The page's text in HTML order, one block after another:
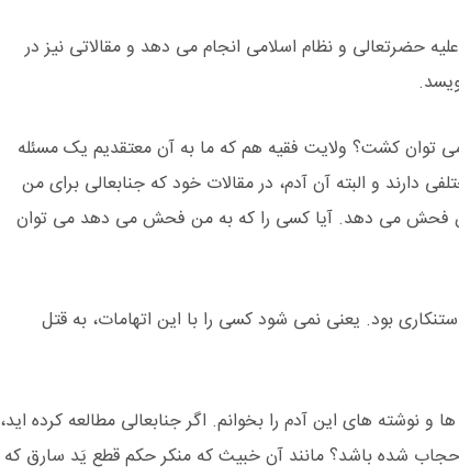
حضرتعالی و نظام اسلامی انجام می دهد و مقالاتی نیز در
توان کشت؟ ولایت فقیه هم که ما به آن معتقدیم یک مسئله
دارند و البته آن آدم، در مقالات خود که جنابعالی برای من
من فحش می دهد. آیا کسی را که به من فحش می دهد می توان
بود. یعنی نمی شود کسی را با این اتهامات، به قتل
و نوشته های این آدم را بخوانم. اگر جنابعالی مطالعه کرده اید،
حجاب شده باشد؟ مانند آن خبیث که منکر حکم قطع یَد سارق که